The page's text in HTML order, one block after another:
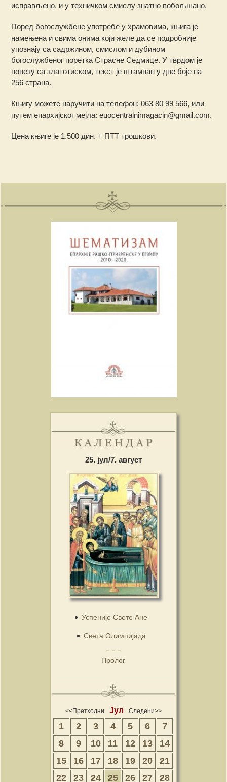
исправљено, и у техничком смислу знатно побољшано.
Поред богослужбене употребе у храмовима, књига је
намењена и свима онима који желе да се подробније
упознају са садржином, смислом и дубином
богослужбеног поретка Страсне Седмице. У тврдом је
повезу са златотиском, текст је штампан у две боје на
256 страна.
Књигу можете наручити на телефон: 063 80 99 566, или
путем епархијског мејла: euocentralnimagacin@gmail.com.
Цена књиге је 1.500 дин. + ПТТ трошкови.
25. јул/7. август
Успеније Свете Ане
Света Олимпијада
Пролог
<<Претходни Јул Следећи>>
1 2 3 4 5 6
7
8
9 10 11 12 13
14
15
16 17 18 19 20
21
22
23 24 25 26 27 28